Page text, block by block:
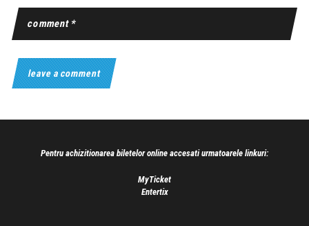
Pentru achizitionarea biletelor online accesati urmatoarele linkuri:
MyTicket
Entertix